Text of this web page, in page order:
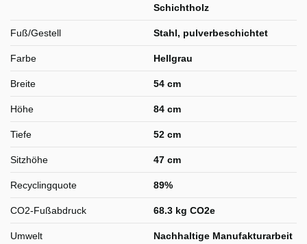
Schichtholz
Fuß/Gestell Stahl, pulverbeschichtet
Farbe Hellgrau
Breite 54 cm
Höhe 84 cm
Tiefe 52 cm
Sitzhöhe 47 cm
Recyclingquote 89%
CO2-Fußabdruck 68.3 kg CO2e
Umwelt Nachhaltige Manufakturarbeit